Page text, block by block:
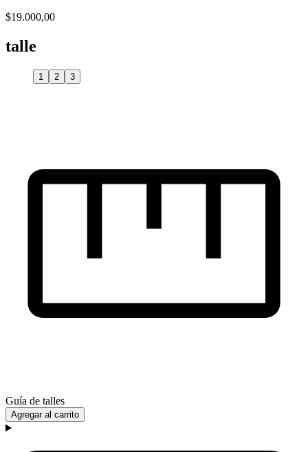
$19.000,00
talle
1 2 3
Guía de talles
Agregar al carrito